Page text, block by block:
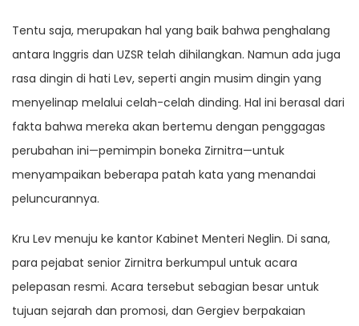
Tentu saja, merupakan hal yang baik bahwa penghalang
antara Inggris dan UZSR telah dihilangkan. Namun ada juga
rasa dingin di hati Lev, seperti angin musim dingin yang
menyelinap melalui celah-celah dinding. Hal ini berasal dari
fakta bahwa mereka akan bertemu dengan penggagas
perubahan ini—pemimpin boneka Zirnitra—untuk
menyampaikan beberapa patah kata yang menandai
peluncurannya.
Kru Lev menuju ke kantor Kabinet Menteri Neglin. Di sana,
para pejabat senior Zirnitra berkumpul untuk acara
pelepasan resmi. Acara tersebut sebagian besar untuk
tujuan sejarah dan promosi, dan Gergiev berpakaian